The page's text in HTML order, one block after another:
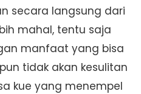
secara langsung dari
mahal, tentu saja
manfaat yang bisa
tidak akan kesulitan
kue yang menempel